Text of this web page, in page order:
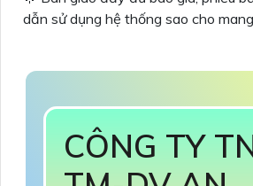
dẫn sử dụng hệ thống sao cho
CÔNG TY